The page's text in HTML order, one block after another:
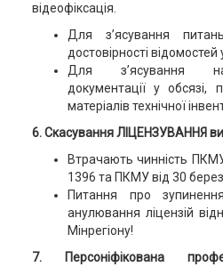
відеофіксація.
Для з’ясування
достовірності
Для з’ясування
документації у
матеріалів технічної
6. Скасування ЛІЦЕНЗУВАННЯ
Втрачають чинність
1396 та ПКМУ від 30
Питання про
анулювання ліцензій
Мінрегіону!
7. Персоніфікована